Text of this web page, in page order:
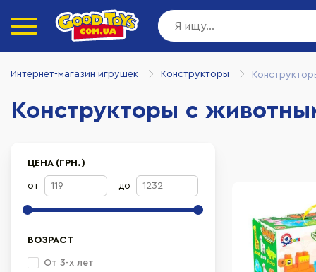
Интернет-магазин игрушек Конструкторы
Конструкторы с
ЦЕНА (ГРН.)
от до
ВОЗРАСТ
От 3-х лет